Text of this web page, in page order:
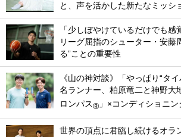
と、声を活かした新たなミッシ
「少しぼやけているだけでも
リーグ屈指のシューター・安藤
る”ことの重要性
《山の神対談》「やっぱり“タ
名ランナー、柏原竜二と神野大
ロンパス® 」×コンディショニン
世界の頂点に君臨し続けるオラ